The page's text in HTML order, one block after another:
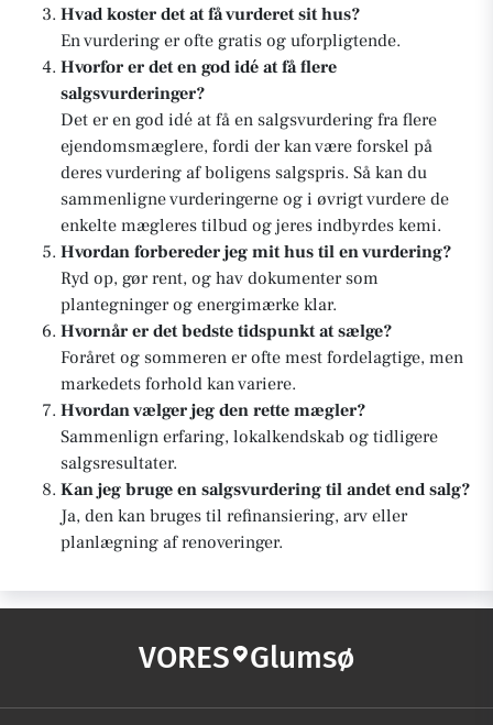
Hvad koster det at få vurderet sit hus?
En vurdering er ofte gratis og uforpligtende.
Hvorfor er det en god idé at få flere
salgsvurderinger?
Det er en god idé at få en salgsvurdering fra flere
ejendomsmæglere, fordi der kan være forskel på
deres vurdering af boligens salgspris. Så kan du
sammenligne vurderingerne og i øvrigt vurdere de
enkelte mægleres tilbud og jeres indbyrdes kemi.
Hvordan forbereder jeg mit hus til en vurdering?
Ryd op, gør rent, og hav dokumenter som
plantegninger og energimærke klar.
Hvornår er det bedste tidspunkt at sælge?
Foråret og sommeren er ofte mest fordelagtige, men
markedets forhold kan variere.
Hvordan vælger jeg den rette mægler?
Sammenlign erfaring, lokalkendskab og tidligere
salgsresultater.
Kan jeg bruge en salgsvurdering til andet end salg?
Ja, den kan bruges til refinansiering, arv eller
planlægning af renoveringer.
VORES Glumsø